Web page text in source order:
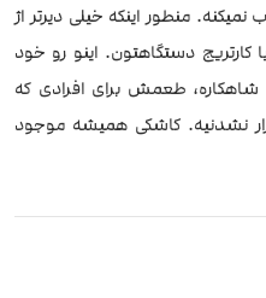
منطور اینکه خیلی دیرتر اژ
دستگاهتون. اینو رو خود
طعمش برای افرادی که
نشدنیه. کاشکی همیشه موجود